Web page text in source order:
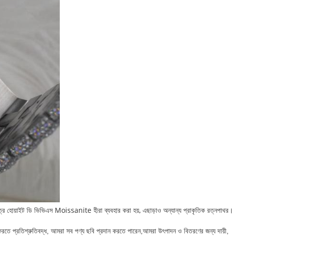
হোয়াইট ডি ভিভিএস Moissanite হীরা ব্যবহার করা হয়, এছাড়াও অন্যান্য প্রাকৃতিক রত্নপাথর।
প্রতিশ্রুতিবদ্ধ, আমরা সব পণ্য ছবি প্রদান করতে পারেন,আমরা উৎপাদন ও বিতরণের জন্য দায়ী,